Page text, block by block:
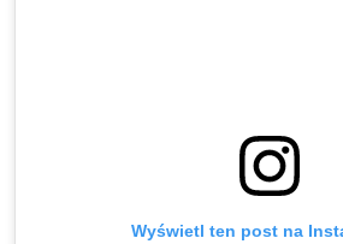
Wyświetl ten post na